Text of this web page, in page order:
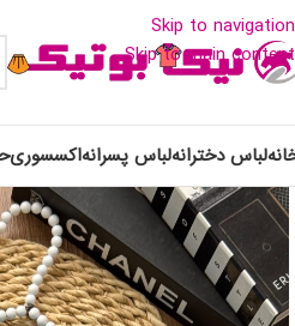
Skip to navigation
Skip to main content
لباس دخترانهلباس پسرانهاکسسوری